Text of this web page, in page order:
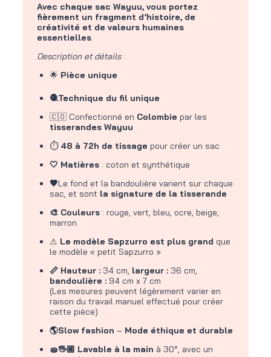
Avec chaque sac Wayuu, vous portez
fièrement un fragment d’histoire, de
créativité et de valeurs humaines
essentielles
Description et détails:
🌟 Pièce unique
🧶Technique du fil unique
🇨🇴 Confectionné en Colombie par les
tisserandes Wayuu
⏱ 48 à 72h de tissage pour créer un sac
🤍 Matières : coton et synthétique
🤎Le fond et la bandoulière varient sur chaque
sac, et sont la signature de la tisserande
🎨 Couleurs : rouge, vert, bleu, ocre, beige,
marron.
⚠ Le modèle Sapzurro est plus grand que
le modèle « petit Sapzurro »
📏 Hauteur : 34 cm, largeur : 36 cm,
bandoulière : 94 cm x 7 cm
(Les mesures peuvent légèrement varier en
raison du travail manuel effectué pour créer
cette pièce)
🌎Slow fashion – Mode éthique et durable
🧽🖐🏽 Lavable à la main à 30°, avec un